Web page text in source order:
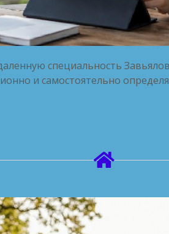
специальность
и самостоятельно